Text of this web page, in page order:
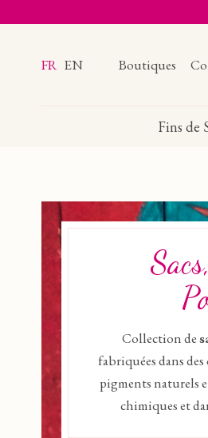
FR EN Boutiques
Fins de
Collection de
fabriquées dans
pigments naturels
chimiques et